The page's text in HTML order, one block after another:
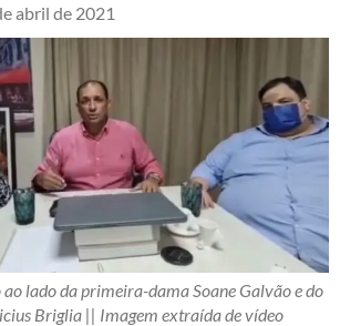
abril de 2021
lado da primeira-dama Soane Galvão e do
Briglia || Imagem extraída de vídeo